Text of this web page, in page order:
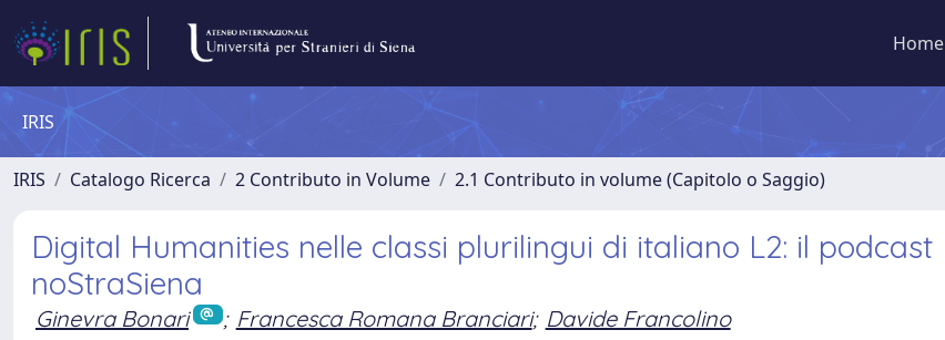
Home
IRIS
IRIS Catalogo Ricerca 2 Contributo in Volume 2.1 Contributo in volume (Capitolo o Saggio)
Digital Humanities nelle classi plurilingui di italiano L2: il podcast
noStraSiena
Ginevra Bonari ; Francesca Romana Branciari; Davide Francolino